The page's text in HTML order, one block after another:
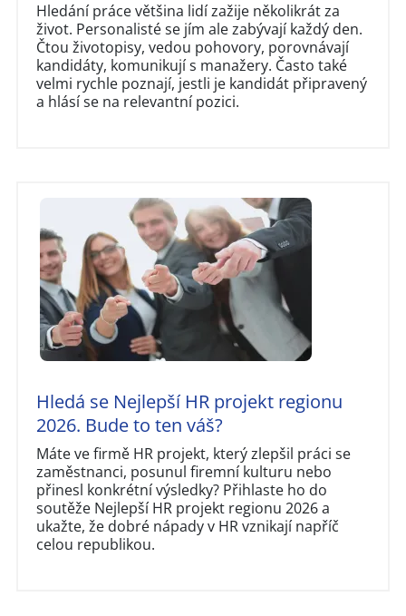
Hledání práce většina lidí zažije několikrát za
život. Personalisté se jím ale zabývají každý den.
Čtou životopisy, vedou pohovory, porovnávají
kandidáty, komunikují s manažery. Často také
velmi rychle poznají, jestli je kandidát připravený
a hlásí se na relevantní pozici.
Hledá se Nejlepší HR projekt regionu
2026. Bude to ten váš?
Máte ve firmě HR projekt, který zlepšil práci se
zaměstnanci, posunul firemní kulturu nebo
přinesl konkrétní výsledky? Přihlaste ho do
soutěže Nejlepší HR projekt regionu 2026 a
ukažte, že dobré nápady v HR vznikají napříč
celou republikou.